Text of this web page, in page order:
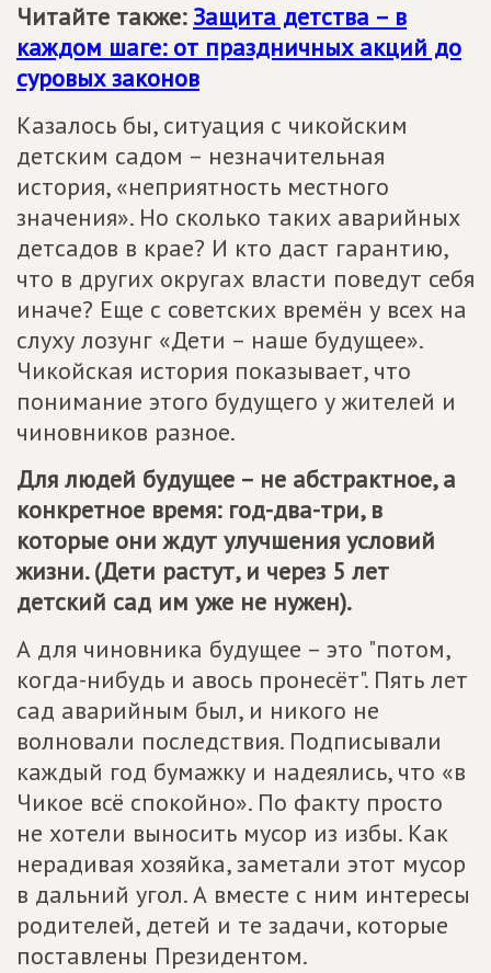
Читайте также: Защита детства – в
каждом шаге: от праздничных акций до
суровых законов
Казалось бы, ситуация с чикойским
детским садом – незначительная
история, «неприятность местного
значения». Но сколько таких аварийных
детсадов в крае? И кто даст гарантию,
что в других округах власти поведут себя
иначе? Еще с советских времён у всех на
слуху лозунг «Дети – наше будущее».
Чикойская история показывает, что
понимание этого будущего у жителей и
чиновников разное.
Для людей будущее – не абстрактное, а
конкретное время: год-два-три, в
которые они ждут улучшения условий
жизни. (Дети растут, и через 5 лет
детский сад им уже не нужен).
А для чиновника будущее – это "потом,
когда-нибудь и авось пронесёт". Пять лет
сад аварийным был, и никого не
волновали последствия. Подписывали
каждый год бумажку и надеялись, что «в
Чикое всё спокойно». По факту просто
не хотели выносить мусор из избы. Как
нерадивая хозяйка, заметали этот мусор
в дальний угол. А вместе с ним интересы
родителей, детей и те задачи, которые
поставлены Президентом.